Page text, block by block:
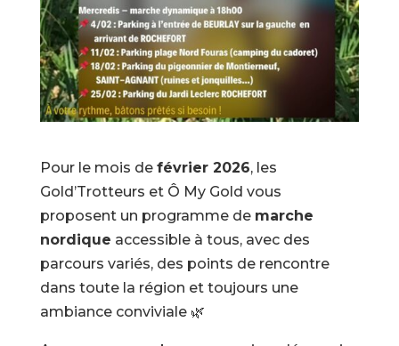
Pour le mois de février 2026, les
Gold’Trotteurs et Ô My Gold vous
proposent un programme de marche
nordique accessible à tous, avec des
parcours variés, des points de rencontre
dans toute la région et toujours une
ambiance conviviale 🌿